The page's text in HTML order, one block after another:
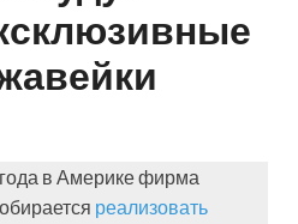
в Америке фирма
реализовать